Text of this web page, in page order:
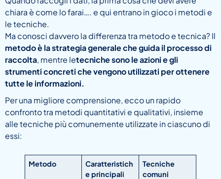
chiara è come lo farai…. e qui entrano in gioco i metodi e
le tecniche.
Ma conosci davvero la differenza tra metodo e tecnica? Il
metodo è la strategia generale che guida il processo di
raccolta, mentre letecniche sono le azioni e gli
strumenti concreti che vengono utilizzati per ottenere
tutte le informazioni.
Per una migliore comprensione, ecco un rapido
confronto tra metodi quantitativi e qualitativi, insieme
alle tecniche più comunemente utilizzate in ciascuno di
essi:
Metodo
Caratteristich
e principali
Tecniche
comuni